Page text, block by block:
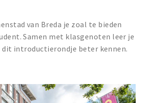
van Breda je zoal te bieden
Samen met klasgenoten leer je
dit introductierondje beter kennen.